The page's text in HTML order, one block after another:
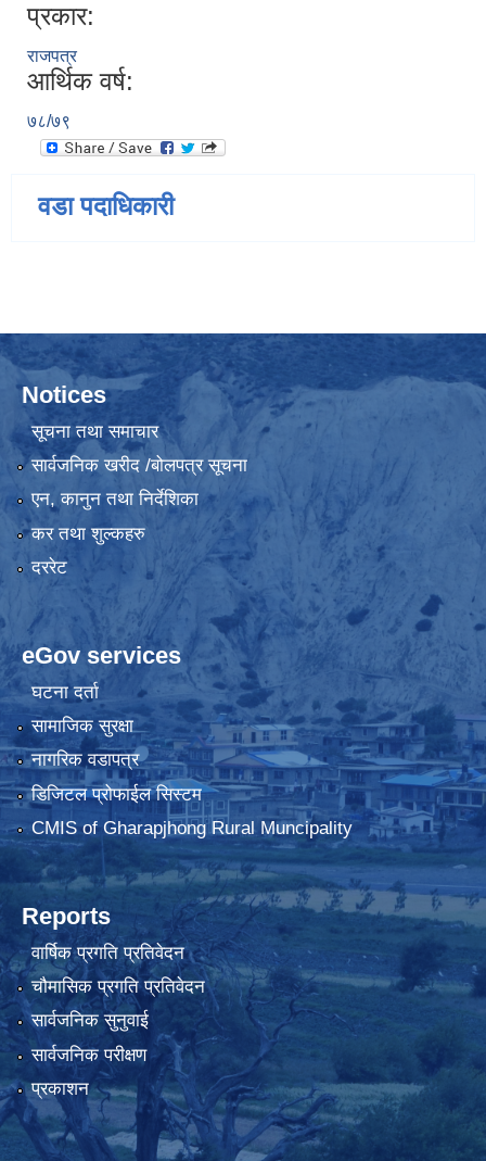
प्रकार:
राजपत्र
आर्थिक वर्ष:
७८/७९
वडा पदाधिकारी
Notices
सूचना तथा समाचार
सार्वजनिक खरीद /बोलपत्र सूचना
एन, कानुन तथा निर्देशिका
कर तथा शुल्कहरु
दररेट
eGov services
घटना दर्ता
सामाजिक सुरक्षा
नागरिक वडापत्र
डिजिटल प्रोफाईल सिस्टम
CMIS of Gharapjhong Rural Muncipality
Reports
वार्षिक प्रगति प्रतिवेदन
चौमासिक प्रगति प्रतिवेदन
सार्वजनिक सुनुवाई
सार्वजनिक परीक्षण
प्रकाशन